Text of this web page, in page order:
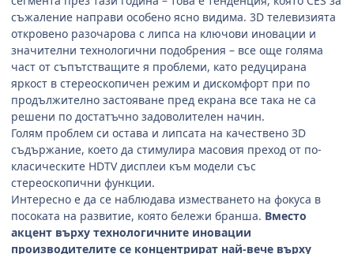
съжаление направи особено ясно видима. 3D телевизията
откровено разочарова с липса на ключови иновации и
значителни технологични подобрения – все още голяма
част от съпътстващите я проблеми, като редуцирана
яркост в стереоскопичен режим и дискомфорт при по
продължително застояване пред екрана все така не са
решени по достатъчно задоволителен начин.
Голям проблем си остава и липсата на качествено 3D
съдържание, което да стимулира масовия преход от по-
класическите HDTV дисплеи към модели със
стереоскопични функции.
Интересно е да се наблюдава изместването на фокуса в
посоката на развитие, която бележи бранша. Вместо
акцент върху технологичните иновации
производителите се концентрират най-вече върху